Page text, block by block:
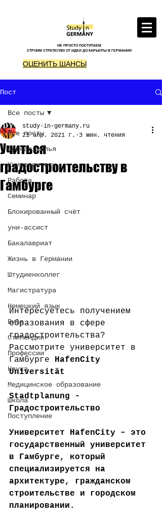
НЕ ПРОСТО ПОСТУПАЕМ
СТРОИМ СТРАТЕГИЮ ОТ ИДЕИ ДО КАРЬЕРЫ В ГЕРМАНИИ
ОЦЕНИТЬ ШАНСЫ
Пост
Все посты
Аренда жилья
Университеты
Работа
Семинар
Блокированный счёт
уни-ассист
Бакалавриат
Жизнь в Германии
Штудиенколлег
Магистратура
Немецкий язык
Виза
Стипендии
Профессии
Наука
Медицинское образование
Школа
Поступление
Все посты
Учиться
градостроительству в
Гамбурге
study-in-germany.ru
21 апр. 2021 г.
3 мин. чтения
Интересуетесь получением
образования в сфере
градостроительства?
Рассмотрите университет в
Гамбурге HafenCity
Universität
Stadtplanung -
Градостроительство
Университет HafenCity – это
государственный университет
в Гамбурге, который
специализируется на
архитектуре, гражданском
строительстве и городском
планировании.